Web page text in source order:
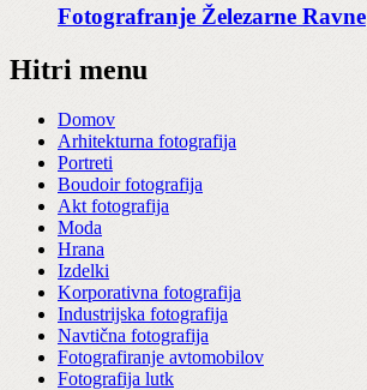
Fotografranje Železarne Ravne
Hitri menu
Domov
Arhitekturna fotografija
Portreti
Boudoir fotografija
Akt fotografija
Moda
Hrana
Izdelki
Korporativna fotografija
Industrijska fotografija
Navtična fotografija
Fotografiranje avtomobilov
Fotografija lutk